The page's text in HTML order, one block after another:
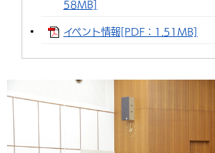
58MB]
イベント情報[PDF：1.51MB]